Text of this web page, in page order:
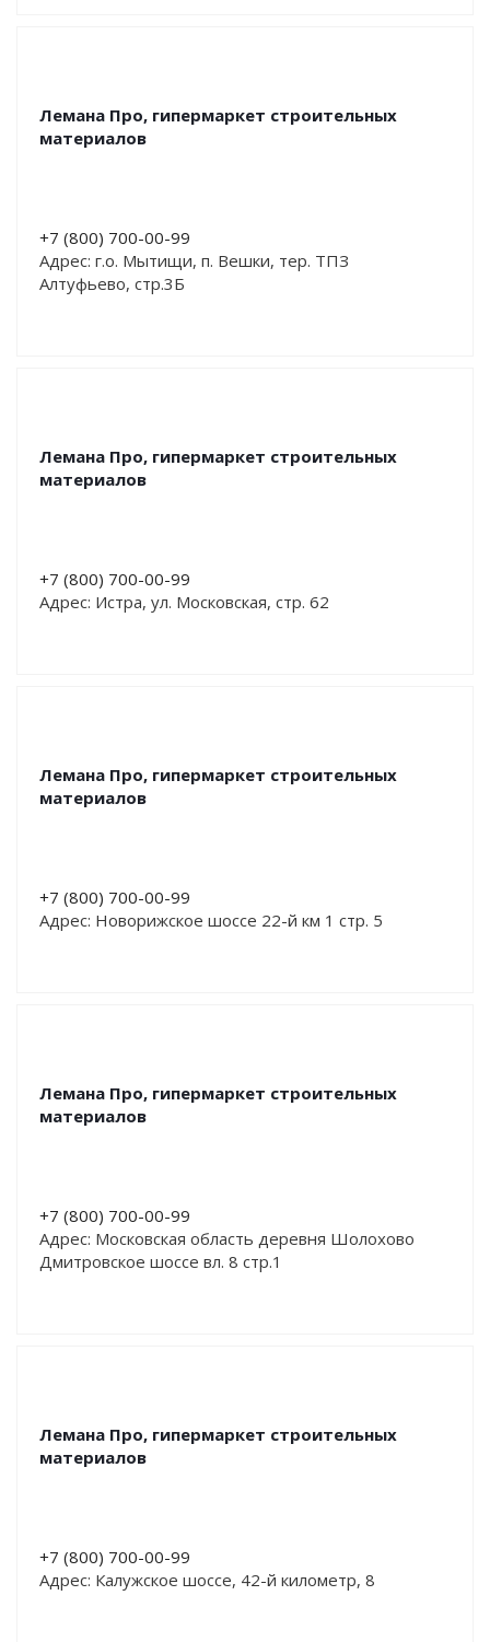
Лемана Про, гипермаркет строительных
материалов
+7 (800) 700-00-99
Адрес: г.о. Мытищи, п. Вешки, тер. ТПЗ
Алтуфьево, стр.3Б
Лемана Про, гипермаркет строительных
материалов
+7 (800) 700-00-99
Адрес: Истра, ул. Московская, стр. 62
Лемана Про, гипермаркет строительных
материалов
+7 (800) 700-00-99
Адрес: Новорижское шоссе 22-й км 1 стр. 5
Лемана Про, гипермаркет строительных
материалов
+7 (800) 700-00-99
Адрес: Московская область деревня Шолохово
Дмитровское шоссе вл. 8 стр.1
Лемана Про, гипермаркет строительных
материалов
+7 (800) 700-00-99
Адрес: Калужское шоссе, 42-й километр, 8